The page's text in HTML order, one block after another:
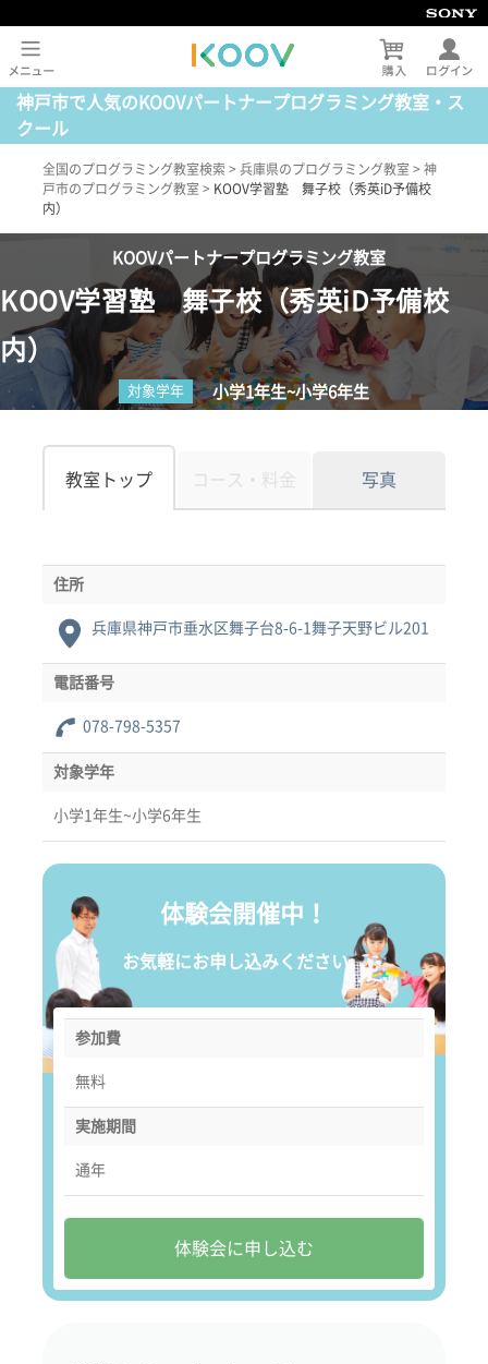
神戸市で人気のKOOVパートナープログラミング教室・ス
クール
全国のプログラミング教室検索 > 兵庫県のプログラミング教室 > 神
戸市のプログラミング教室 > KOOV学習塾 舞子校（秀英iD予備校
内）
KOOVパートナープログラミング教室
KOOV学習塾 舞子校（秀英iD予備校
内）
対象学年 小学1年生~小学6年生
教室トップ コース・料金 写真
住所
兵庫県神戸市垂水区舞子台8-6-1舞子天野ビル201
電話番号
078-798-5357
対象学年
小学1年生~小学6年生
体験会開催中！
お気軽にお申し込みください。
参加費
無料
実施期間
通年
体験会に申し込む